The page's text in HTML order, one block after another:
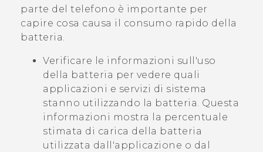
Accessori e dispositivi HTC
Accesso
parte del telefono è importante per
capire cosa causa il consumo rapido della
batteria.
Verificare le informazioni sull'uso
della batteria per vedere quali
applicazioni e servizi di sistema
stanno utilizzando la batteria. Questa
informazioni mostra la percentuale
stimata di carica della batteria
utilizzata dall'applicazione o dal